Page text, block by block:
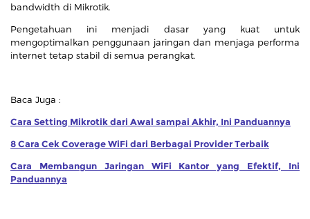
bandwidth di Mikrotik.
Pengetahuan ini menjadi dasar yang kuat untuk
mengoptimalkan penggunaan jaringan dan menjaga performa
internet tetap stabil di semua perangkat.
Baca Juga :
Cara Setting Mikrotik dari Awal sampai Akhir, Ini Panduannya
8 Cara Cek Coverage WiFi dari Berbagai Provider Terbaik
Cara Membangun Jaringan WiFi Kantor yang Efektif, Ini
Panduannya